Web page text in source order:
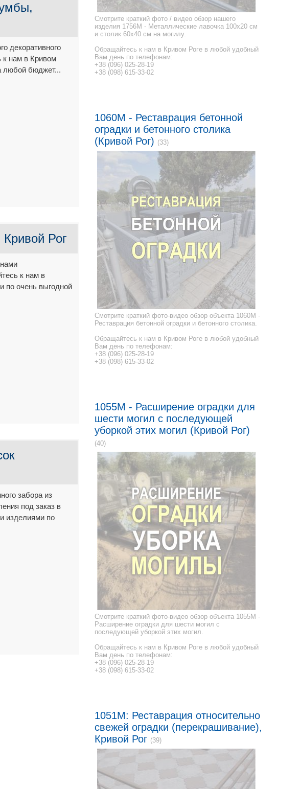
декоративного
к нам в Кривом
любой бюджет...
Рог
к нам в
по очень выгодной
забора из
под заказ в
изделиями по
Смотрите краткий фото / видео обзор нашего
изделия 1756M - Металлические лавочка 100x20 см
и столик 60x40 см на могилу.
Обращайтесь к нам в Кривом Роге в любой удобный
Вам день по телефонам:
+38 (096) 025-28-19
+38 (098) 615-33-02
1060M - Реставрация бетонной
оградки и бетонного столика
(Кривой Рог) (33)
Смотрите краткий фото-видео обзор объекта 1060M -
Реставрация бетонной оградки и бетонного столика.
Обращайтесь к нам в Кривом Роге в любой удобный
Вам день по телефонам:
+38 (096) 025-28-19
+38 (098) 615-33-02
1055M - Расширение оградки для
шести могил с последующей
уборкой этих могил (Кривой Рог)
(40)
Смотрите краткий фото-видео обзор объекта 1055M -
Расширение оградки для шести могил с
последующей уборкой этих могил.
Обращайтесь к нам в Кривом Роге в любой удобный
Вам день по телефонам:
+38 (096) 025-28-19
+38 (098) 615-33-02
1051M: Реставрация относительно
свежей оградки (перекрашивание),
Кривой Рог (39)